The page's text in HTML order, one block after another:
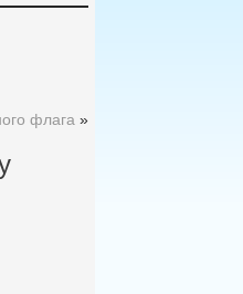
флага »